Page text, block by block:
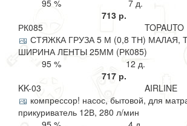
95 %
7 д.
713 р.
РК085
TOPAUTO
СТЯЖКА ГРУЗА 5 М (0,8 ТН) МАЛАЯ,
ШИРИНА ЛЕНТЫ 25ММ (РК085)
95 %
12 д.
717 р.
KK-03
AIRLINE
компрессор! насос, бытовой, для
прикуриватель 12В, 280 л/мин